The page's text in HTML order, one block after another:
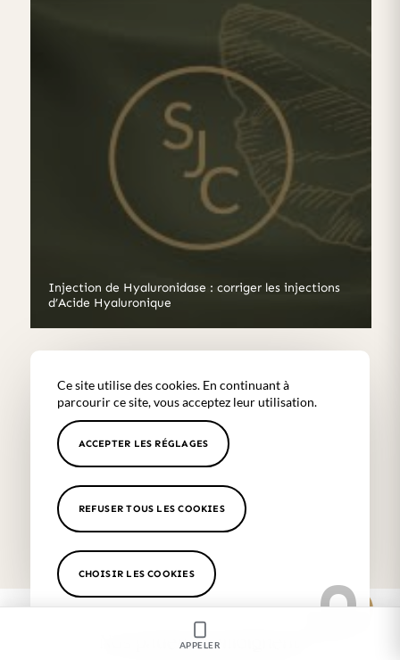
Injection de Hyaluronidase : corriger les injections
d’Acide Hyaluronique
POSEZ UNE QUESTION
APPELEZ-NOUS
Nos patients témoignent
Ce site utilise des cookies. En continuant à
parcourir ce site, vous acceptez leur utilisation.
ACCEPTER LES RÉGLAGES
REFUSER TOUS LES COOKIES
CHOISIR LES COOKIES
APPELER